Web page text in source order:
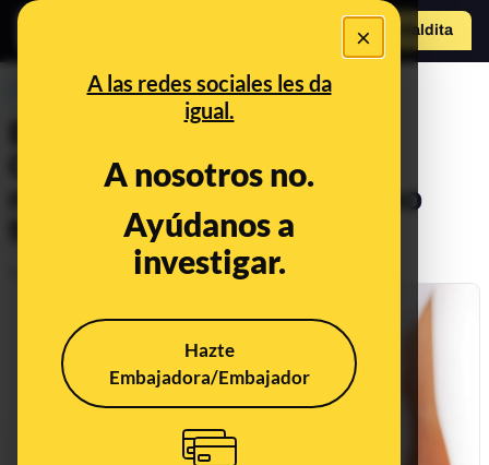
×
A las redes sociales les da
igual.
A nosotros no.
Ayúdanos a
investigar.
Hazte
Embajadora/Embajador
Hazte Maldito
a
PREBUNKING
Especial dietas de Maldita
Ciencia: las dietas que no
necesitas probar (porque no
funcionan)
Sep 3, 2019, 6:25:09 PM